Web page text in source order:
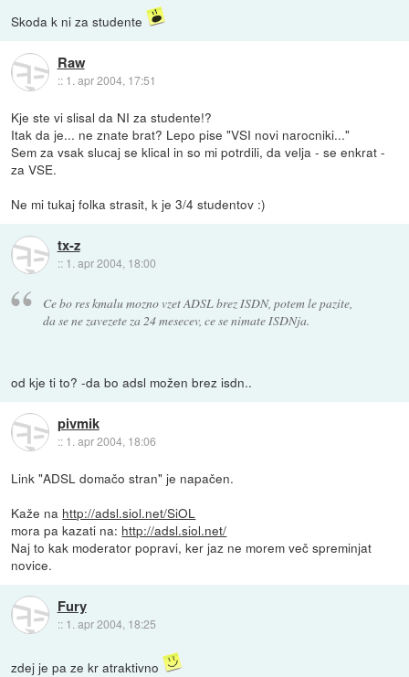
Skoda k ni za studente
Raw
:: 1. apr 2004, 17:51
Kje ste vi slisal da NI za studente!?
Itak da je... ne znate brat? Lepo pise "VSI novi narocniki..."
Sem za vsak slucaj se klical in so mi potrdili, da velja - se enkrat -
za VSE.
Ne mi tukaj folka strasit, k je 3/4 studentov :)
tx-z
:: 1. apr 2004, 18:00
Ce bo res kmalu mozno vzet ADSL brez ISDN, potem le pazite,
da se ne zavezete za 24 mesecev, ce se nimate ISDNja.
od kje ti to? -da bo adsl možen brez isdn..
pivmik
:: 1. apr 2004, 18:06
Link "ADSL domačo stran" je napačen.
Kaže na http://adsl.siol.net/SiOL
mora pa kazati na: http://adsl.siol.net/
Naj to kak moderator popravi, ker jaz ne morem več spreminjat
novice.
Fury
:: 1. apr 2004, 18:25
zdej je pa ze kr atraktivno